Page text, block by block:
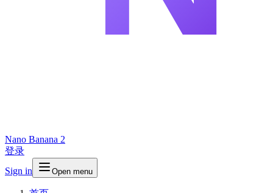
Nano Banana 2
登录
Sign in
Open menu